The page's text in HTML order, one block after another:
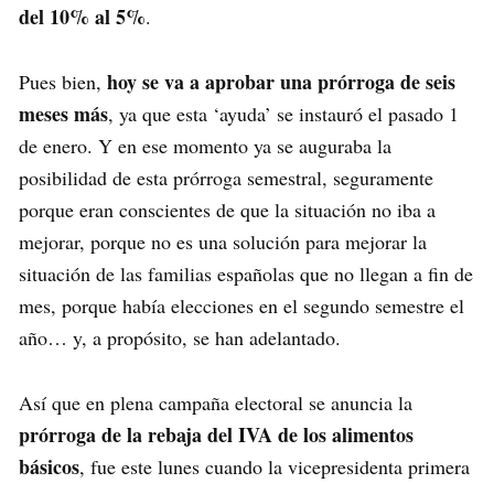
del 10% al 5%.
Pues bien, hoy se va a aprobar una prórroga de seis
meses más, ya que esta ‘ayuda’ se instauró el pasado 1
de enero. Y en ese momento ya se auguraba la
posibilidad de esta prórroga semestral, seguramente
porque eran conscientes de que la situación no iba a
mejorar, porque no es una solución para mejorar la
situación de las familias españolas que no llegan a fin de
mes, porque había elecciones en el segundo semestre el
año… y, a propósito, se han adelantado.
Así que en plena campaña electoral se anuncia la
prórroga de la rebaja del IVA de los alimentos
básicos, fue este lunes cuando la vicepresidenta primera